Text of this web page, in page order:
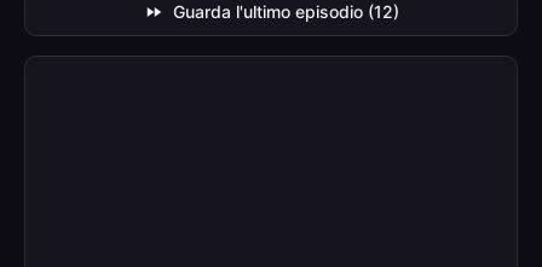
Guarda l'ultimo episodio (12)